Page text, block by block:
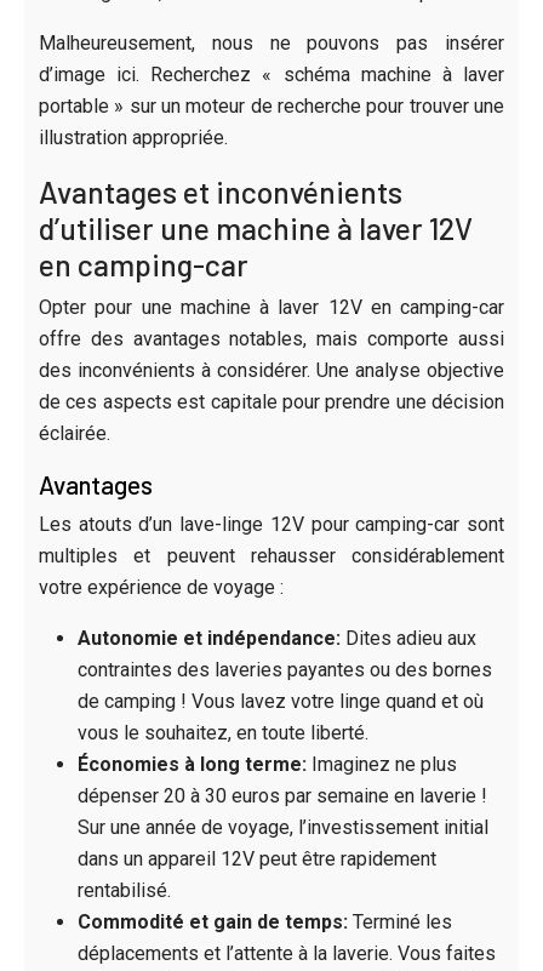
Malheureusement, nous ne pouvons pas insérer
d’image ici. Recherchez « schéma machine à laver
portable » sur un moteur de recherche pour trouver une
illustration appropriée.
Avantages et inconvénients
d’utiliser une machine à laver 12V
en camping-car
Opter pour une machine à laver 12V en camping-car
offre des avantages notables, mais comporte aussi
des inconvénients à considérer. Une analyse objective
de ces aspects est capitale pour prendre une décision
éclairée.
Avantages
Les atouts d’un lave-linge 12V pour camping-car sont
multiples et peuvent rehausser considérablement
votre expérience de voyage :
Autonomie et indépendance: Dites adieu aux
contraintes des laveries payantes ou des bornes
de camping ! Vous lavez votre linge quand et où
vous le souhaitez, en toute liberté.
Économies à long terme: Imaginez ne plus
dépenser 20 à 30 euros par semaine en laverie !
Sur une année de voyage, l’investissement initial
dans un appareil 12V peut être rapidement
rentabilisé.
Commodité et gain de temps: Terminé les
déplacements et l’attente à la laverie. Vous faites